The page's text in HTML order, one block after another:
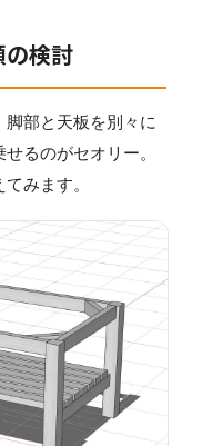
検討
部と天板を別々に
るのがセオリー。
みます。